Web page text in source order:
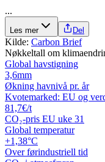
...
Les mer Del
Kilde: Carbon Brief
Nøkkeltall om
Global havstigning
3,6mm
Økning havnivå pr. år
Kvotemarked: EU og
81,7€/t
CO₂-pris EU uke 31
Global temperatur
+1,38°C
Over førindustriell tid